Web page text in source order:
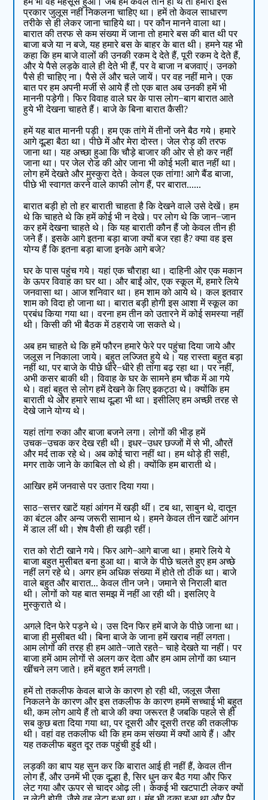
प्रकार जुलूस नहीं निकलना चाहिए था। हमें तो केवल साधारण
तरीके से ही लेकर जाना चाहिये था। पर कौन मानने वाला था।
बारात की तरफ से कम संख्या में जाना तो हमारे बस की बात थी पर
बाजा बजे या न बजे, यह हमारे बस के बाहर के बात थी। हमने यह भी
कहा कि हम बाजे वालों की उनकी रकम दे देते हैं, पूरी रकम दे देते हैं,
और ये पैसे लड़के वाले ही देते भी हैं, पर वे बाजा न बजवाएं। उनको
पैसे ही चाहिए ना। पैसे लें और चले जायें। पर वह नहीं माने। एक
बात पर हम अपनी मर्जी से आये हैं तो एक बात अब उनकी हमें भी
माननी पड़ेगी। फिर विवाह वाले घर के पास लोग−बाग बारात आते
हुये भी देखना चाहते हैं। बाजे के बिना बारात कैसी?
हमें यह बात माननी पड़ी। हम एक तांगे में तीनों जने बैठ गये। हमारे
आगे दूल्हा बैठा था। पीछे में और मेरा दोस्त। जेल रोड़ की तरफ
जाना था। यह अच्छा हुआ कि चौड़े बाजार की ओर से हो कर नहीं
जाना था। पर जेल रोड की ओर जाना भी कोई भली बात नहीं था।
लोग हमें देखते और मुस्कुरा देते। केवल एक तांगा! आगे बैंड बाजा,
पीछे भी स्वागत करने वाले काफी लोग हैं, पर बारात......
बारात बड़ी हो तो हर बाराती चाहता है कि देखने वाले उसे देखें। हम
थे कि चाहते थे कि हमें कोई भी न देखे। पर लोग थे कि जान−जान
कर हमें देखना चाहते थे। कि यह बाराती कौन हैं जो केवल तीन ही
जने हैं। इसके आगे इतना बड़ा बाजा क्यों बज रहा है? क्या वह इस
योग्य हैं कि इतना बड़ा बाजा इनके आगे बजे?
घर के पास पहुंच गये। यहां एक चौराहा था। दाहिनी ओर एक मकान
के ऊपर विवाह का घर था। और बाईं ओर, एक स्कूल में, हमारे लिये
जनवासा था। आज शनिवार था। हम शाम को आये थे। कल इतवार
शाम को विदा हो जाना था। बारात बड़ी होगी इस आशा में स्कूल का
प्रबंध किया गया था। वरना हम तीन को उतारने में कोई समस्या नहीं
थी। किसी की भी बैठक में ठहराये जा सकते थे।
अब हम चाहते थे कि हमें फौरन हमारे फेरे पर पहुंचा दिया जाये और
जलूस न निकाला जाये। बहुत लज्जित हुये थे। यह रास्ता बहुत बड़ा
नहीं था, पर बाजे के पीछे धीरे−धीरे ही तांगा बढ़ रहा था। पर नहीं,
अभी कसर बाकी थी। विवाह के घर के सामने हम चौक में आ गये
थे। वहां बहुत से लोग हमें देखने के लिए इकट्ठा थे। क्योंकि हम
बाराती थे और हमारे साथ दूल्हा भी था। इसीलिए हम अच्छी तरह से
देखे जाने योग्य थे।
यहां तांगा रुका और बाजा बजने लगा। लोगों की भीड़ हमें
उचक−उचक कर देख रही थी। इधर−उधर छज्जों में से भी, औरतें
और मर्द ताक रहे थे। अब कोई चारा नहीं था। हम थोड़े ही सही,
मगर ताके जाने के काबिल तो थे ही। क्योंकि हम बाराती थे।
आखिर हमें जनवासे पर उतार दिया गया।
साठ−सत्तर खाटें यहां आंगन में खड़ी थीं। टब था, साबुन थे, दातून
का बंटल और अन्य जरूरी सामान थे। हमने केवल तीन खाटें आंगन
में डाल लीं थी। शेष वैसी ही खड़ी रहीं।
रात को रोटी खाने गये। फिर आगे−आगे बाजा था। हमारे लिये ये
बाजा बहुत मुसीबत बना हुआ था। बाजे के पीछे चलते हुए हम अच्छे
नहीं लग रहे थे। अगर हम अधिक संख्या में होते तो ठीक था। बाजे
वाले बहुत और बारात... केवल तीन जने। जमाने से निराली बात
थी। लोगों को यह बात समझ में नहीं आ रही थी। इसलिए वे
मुस्कुराते थे।
अगले दिन फेरे पड़ने थे। उस दिन फिर हमें बाजे के पीछे जाना था।
बाजा ही मुसीबत थी। बिना बाजे के जाना हमें खराब नहीं लगता।
आम लोगों की तरह ही हम आते−जाते रहते− चाहे देखते या नहीं। पर
बाजा हमें आम लोगों से अलग कर देता और हम आम लोगों का ध्यान
खींचने लग जाते। हमें बहुत शर्म लगती।
हमें तो तकलीफ केवल बाजे के कारण हो रही थी, जलूस जैसा
निकलने के कारण और इस तकलीफ के कारण हममें सच्चाई भी बहुत
थी, कम लोग आये हैं तो बाजे की क्या जरूरत है जबकि पहले से ही
सब कुछ बता दिया गया था, पर दूसरी और दूसरी तरह की तकलीफ
थी। वहां वह तकलीफ थी कि हम कम संख्या में क्यों आये हैं। और
यह तकलीफ बहुत दूर तक पहुंची हुई थी।
लड़की का बाप यह सुन कर कि बारात आई ही नहीं हैं, केवल तीन
लोग हैं, और उनमें भी एक दूल्हा है, सिर धुन कर बैठ गया और फिर
लेट गया और ऊपर से चादर ओढ़ ली। केकई भी खटपाटी लेकर क्यों